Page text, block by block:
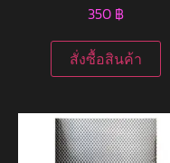
350 ฿
สั่งซื้อสินค้า